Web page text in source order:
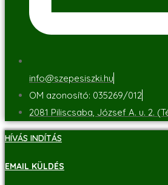
info@szepesiszki.hu
OM azonosító: 035269/012
2081 Piliscsaba, József A. u. 2.
HÍVÁS INDÍTÁS
EMAIL KÜLDÉS